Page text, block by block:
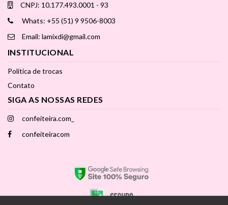
CNPJ: 10.177.493.0001 - 93
Whats: +55 (51) 9 9506-8003
Email: lamixdi@gmail.com
INSTITUCIONAL
Política de trocas
Contato
SIGA AS NOSSAS REDES
confeiteira.com_
confeiteiracom